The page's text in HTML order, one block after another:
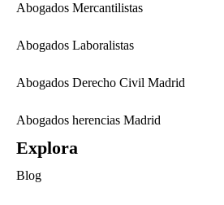
Abogados Mercantilistas
Abogados Laboralistas
Abogados Derecho Civil Madrid
Abogados herencias Madrid
Explora
Blog